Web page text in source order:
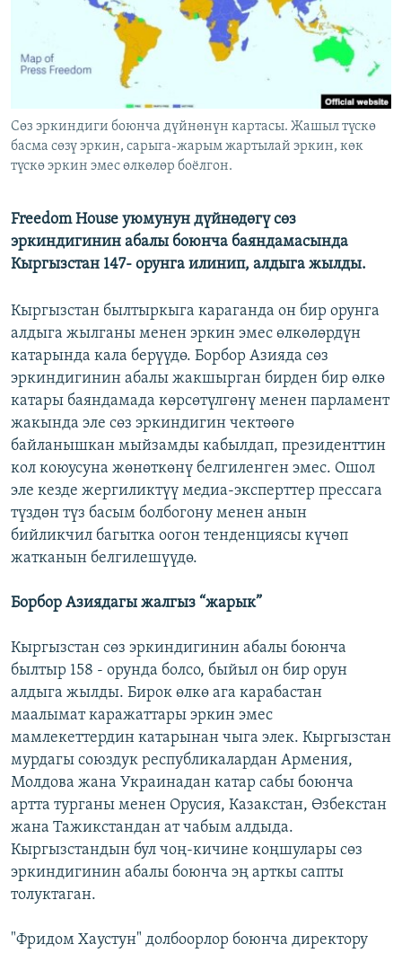
ЭЕ/АРнун бардык сайттары
Сөз эркиндиги боюнча дүйнөнүн картасы. Жашыл түскө
басма сөзү эркин, сарыга-жарым жартылай эркин, көк
түскө эркин эмес өлкөлөр боёлгон.
Freedom House уюмунун дүйнөдөгү сөз
эркиндигинин абалы боюнча баяндамасында
Кыргызстан 147- орунга илинип, алдыга жылды.
Кыргызстан былтыркыга караганда он бир орунга
алдыга жылганы менен эркин эмес өлкөлөрдүн
катарында кала берүүдө. Борбор Азияда сөз
эркиндигинин абалы жакшырган бирден бир өлкө
катары баяндамада көрсөтүлгөнү менен парламент
жакында эле сөз эркиндигин чектөөгө
байланышкан мыйзамды кабылдап, президенттин
кол коюусуна жөнөткөнү белгиленген эмес. Ошол
эле кезде жергиликтүү медиа-эксперттер прессага
түздөн түз басым болбогону менен анын
бийликчил багытка оогон тенденциясы күчөп
жатканын белгилешүүдө.
Борбор Азиядагы жалгыз “жарык”
Кыргызстан сөз эркиндигинин абалы боюнча
былтыр 158 - орунда болсо, быйыл он бир орун
алдыга жылды. Бирок өлкө ага карабастан
маалымат каражаттары эркин эмес
мамлекеттердин катарынан чыга элек. Кыргызстан
мурдагы союздук республикалардан Армения,
Молдова жана Украинадан катар сабы боюнча
артта турганы менен Орусия, Казакстан, Өзбекстан
жана Тажикстандан ат чабым алдыда.
Кыргызстандын бул чоң-кичине коңшулары сөз
эркиндигинин абалы боюнча эң арткы сапты
толуктаган.
"Фридом Хаустун" долбоорлор боюнча директору